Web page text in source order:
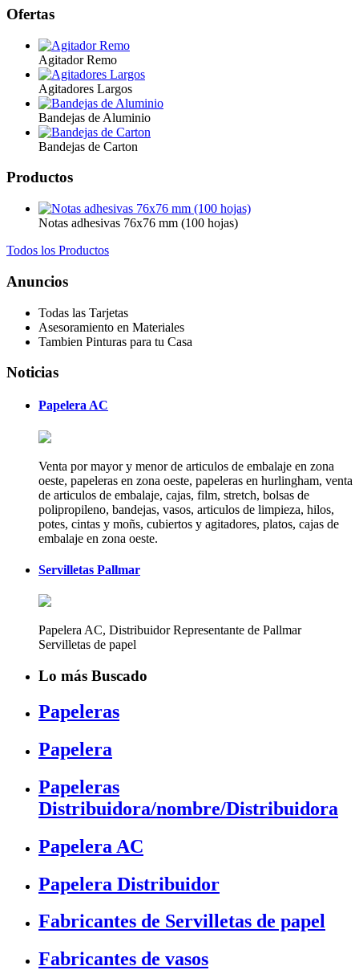
Ofertas
Agitador Remo
Agitadores Largos
Bandejas de Aluminio
Bandejas de Carton
Productos
Notas adhesivas 76x76 mm (100 hojas)
Todos los Productos
Anuncios
Todas las Tarjetas
Asesoramiento en Materiales
Tambien Pinturas para tu Casa
Noticias
Papelera AC
Venta por mayor y menor de articulos de embalaje en zona
oeste, papeleras en zona oeste, papeleras en hurlingham, venta
de articulos de embalaje, cajas, film, stretch, bolsas de
polipropileno, bandejas, vasos, articulos de limpieza, hilos,
potes, cintas y moñs, cubiertos y agitadores, platos, cajas de
embalaje en zona oeste.
Servilletas Pallmar
Papelera AC, Distribuidor Representante de Pallmar
Servilletas de papel
Lo más Buscado
Papeleras
Papelera
Papeleras
Distribuidora/nombre/Distribuidora
Papelera AC
Papelera Distribuidor
Fabricantes de Servilletas de papel
Fabricantes de vasos